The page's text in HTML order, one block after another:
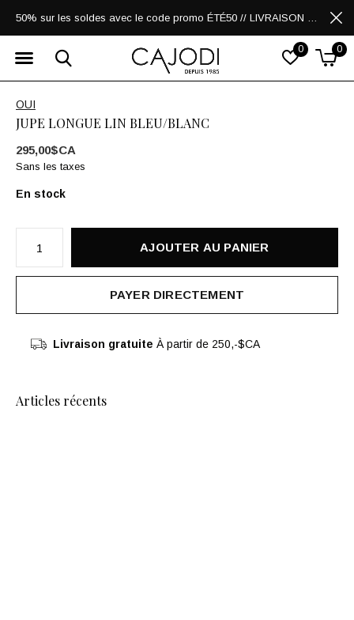
0 0
50% sur les soldes avec le code promo ÉTÉ50 // LIVRAISON GRATUITE POUR LES ACHATS DE 250$ ET PLUS
OUI
JUPE LONGUE LIN BLEU/BLANC
295,00$CA
Sans les taxes
En stock
AJOUTER AU PANIER
PAYER DIRECTEMENT
Livraison gratuite À partir de 250,-$CA
Articles récents